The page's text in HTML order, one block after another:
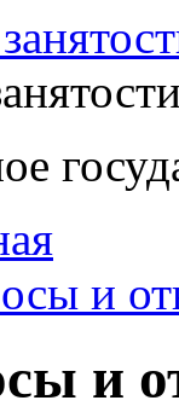
и
и